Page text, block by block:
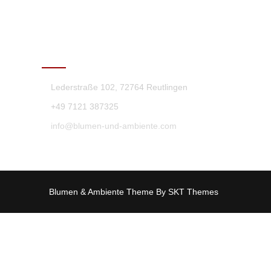
Lederstraße 102, 72764 Reutlingen
+49 7121 387325
info@blumen-und-ambiente.com
Blumen & Ambiente Theme By SKT Themes